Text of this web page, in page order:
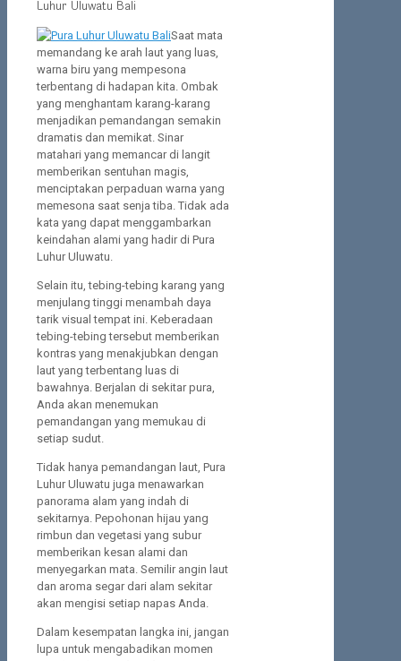
Luhur Uluwatu Bali
Saat mata
memandang ke arah laut yang luas,
warna biru yang mempesona
terbentang di hadapan kita. Ombak
yang menghantam karang-karang
menjadikan pemandangan semakin
dramatis dan memikat. Sinar
matahari yang memancar di langit
memberikan sentuhan magis,
menciptakan perpaduan warna yang
memesona saat senja tiba. Tidak ada
kata yang dapat menggambarkan
keindahan alami yang hadir di Pura
Luhur Uluwatu.
Selain itu, tebing-tebing karang yang
menjulang tinggi menambah daya
tarik visual tempat ini. Keberadaan
tebing-tebing tersebut memberikan
kontras yang menakjubkan dengan
laut yang terbentang luas di
bawahnya. Berjalan di sekitar pura,
Anda akan menemukan
pemandangan yang memukau di
setiap sudut.
Tidak hanya pemandangan laut, Pura
Luhur Uluwatu juga menawarkan
panorama alam yang indah di
sekitarnya. Pepohonan hijau yang
rimbun dan vegetasi yang subur
memberikan kesan alami dan
menyegarkan mata. Semilir angin laut
dan aroma segar dari alam sekitar
akan mengisi setiap napas Anda.
Dalam kesempatan langka ini, jangan
lupa untuk mengabadikan momen